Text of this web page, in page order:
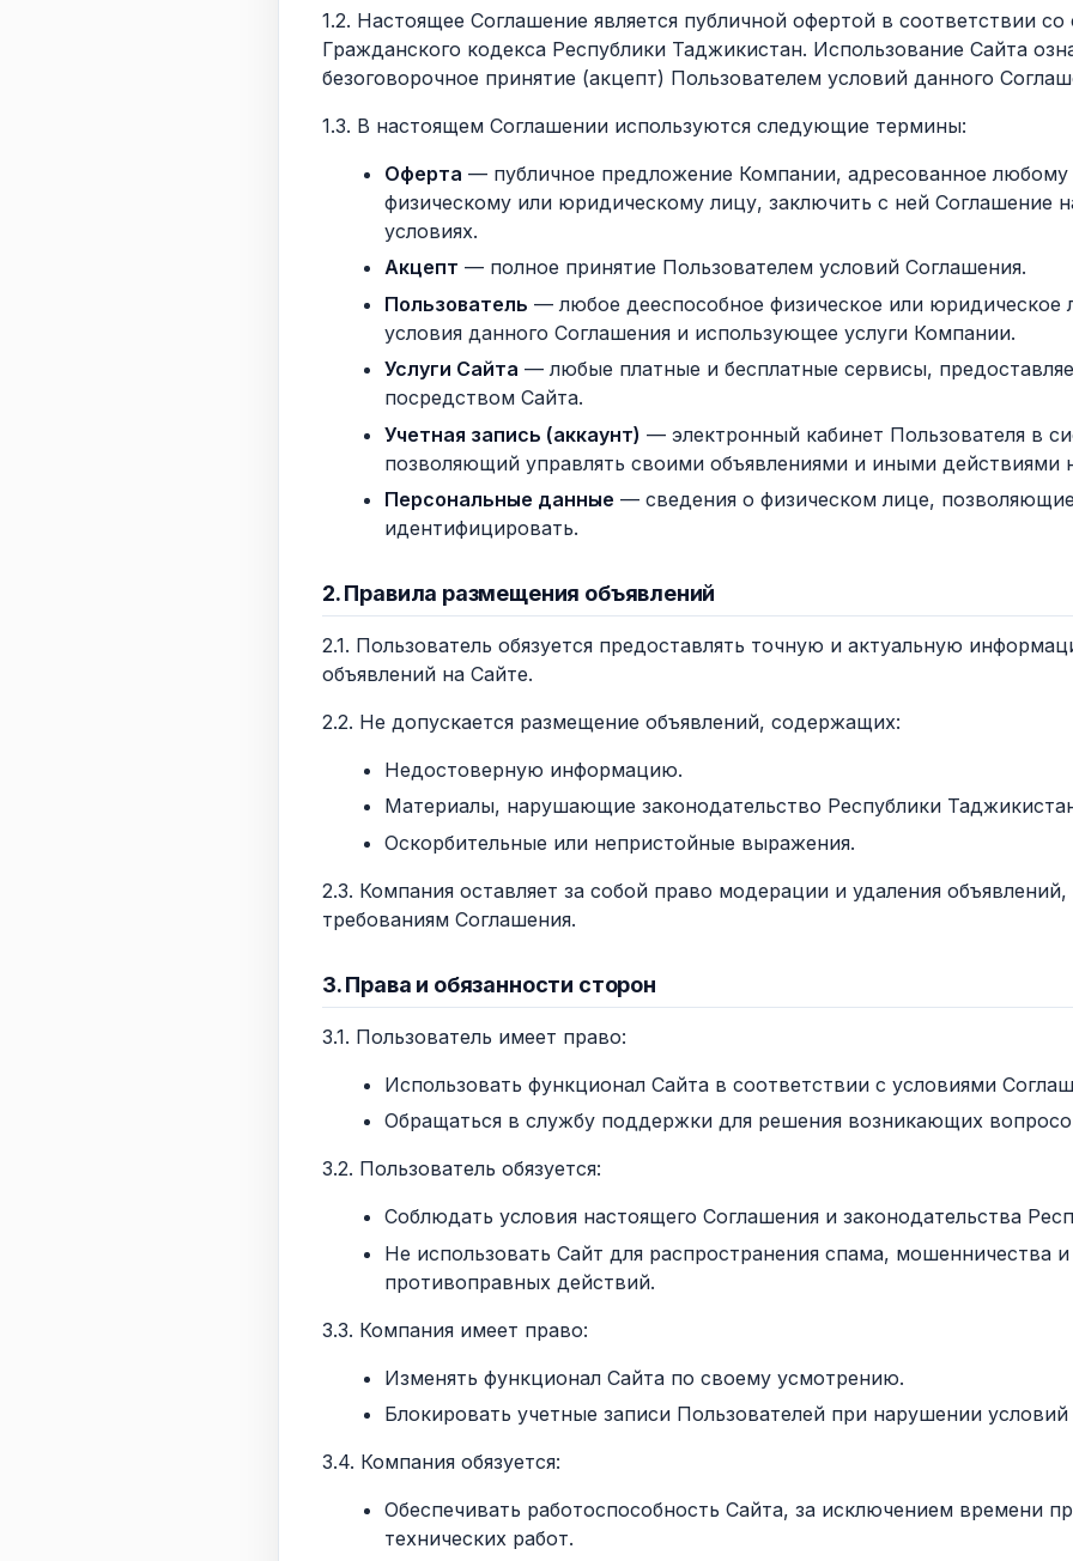
1.2. Настоящее Соглашение является публичной офертой в соответствии со
Гражданского кодекса Республики Таджикистан. Использование Сайта
безоговорочное принятие (акцепт) Пользователем условий данного
1.3. В настоящем Соглашении используются следующие термины:
Оферта — публичное предложение Компании, адресованное любому
физическому или юридическому лицу, заключить с ней Соглашение
условиях.
Акцепт — полное принятие Пользователем условий Соглашения.
Пользователь — любое дееспособное физическое или юридическое
условия данного Соглашения и использующее услуги Компании.
Услуги Сайта — любые платные и бесплатные сервисы,
посредством Сайта.
Учетная запись (аккаунт) — электронный кабинет Пользователя в
позволяющий управлять своими объявлениями и иными действиями
Персональные данные — сведения о физическом лице,
идентифицировать.
2. Правила размещения объявлений
2.1. Пользователь обязуется предоставлять точную и актуальную
объявлений на Сайте.
2.2. Не допускается размещение объявлений, содержащих:
Недостоверную информацию.
Материалы, нарушающие законодательство Республики
Оскорбительные или непристойные выражения.
2.3. Компания оставляет за собой право модерации и удаления
требованиям Соглашения.
3. Права и обязанности сторон
3.1. Пользователь имеет право:
Использовать функционал Сайта в соответствии с условиями
Обращаться в службу поддержки для решения возникающих
3.2. Пользователь обязуется:
Соблюдать условия настоящего Соглашения и законодательства
Не использовать Сайт для распространения спама, мошенничества
противоправных действий.
3.3. Компания имеет право:
Изменять функционал Сайта по своему усмотрению.
Блокировать учетные записи Пользователей при нарушении
3.4. Компания обязуется:
Обеспечивать работоспособность Сайта, за исключением времени
технических работ.